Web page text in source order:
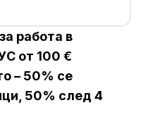
работа в
от 100 €
– 50% се
50% след 4